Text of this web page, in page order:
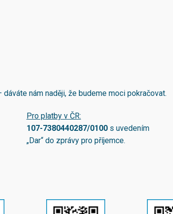
nám naději, že budeme moci pokračovat.
Pro platby v ČR:
107-7380440287/0100s uvedením
„Dar“ do zprávy pro příjemce.